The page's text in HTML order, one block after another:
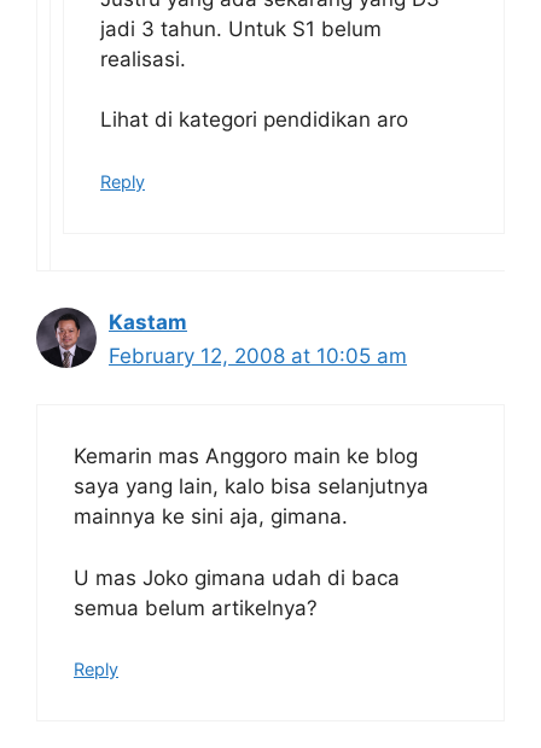
jadi 3 tahun. Untuk S1 belum
realisasi.
Lihat di kategori pendidikan aro
Reply
Kastam
February 12, 2008 at 10:05 am
Kemarin mas Anggoro main ke blog
saya yang lain, kalo bisa selanjutnya
mainnya ke sini aja, gimana.
U mas Joko gimana udah di baca
semua belum artikelnya?
Reply